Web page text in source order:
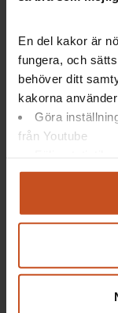
En del kakor är
fungera, och
behöver ditt
kakorna
Göra
från Youtube
Analysera
Du kan när som
sexuella
Ansvaret
Läs mer hos
Artiklar: